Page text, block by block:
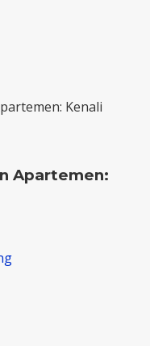
Kenali
Apartemen: